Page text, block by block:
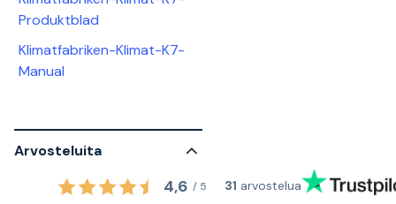
Produktblad
Klimatfabriken-Klimat-K7-
Manual
Arvosteluita
4,6 / 5 31 arvostelua